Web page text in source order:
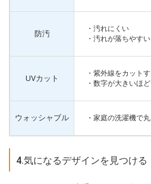
防汚
・汚れにくい
・汚れが落ちやすい
UVカット
・紫外線をカット
・数字が大きいほ
ウォッシャブル ・家庭の洗濯機で
4.気になるデザインを見つける